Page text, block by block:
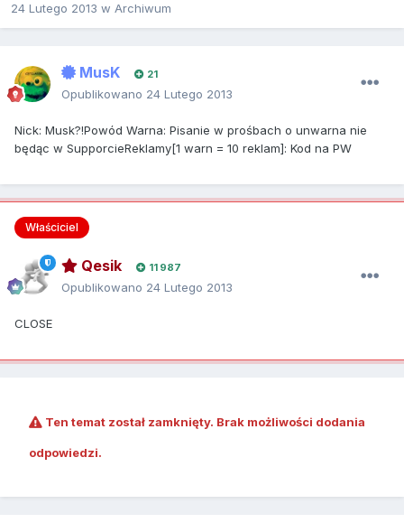
24 Lutego 2013 w Archiwum
MusK 21
Opublikowano 24 Lutego 2013
Nick: Musk?!Powód Warna: Pisanie w prośbach o unwarna nie
będąc w SupporcieReklamy[1 warn = 10 reklam]: Kod na PW
Właściciel
Qesik 11 987
Opublikowano 24 Lutego 2013
CLOSE
Ten temat został zamknięty. Brak możliwości dodania
odpowiedzi.